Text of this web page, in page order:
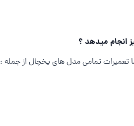
انجام میدهد ؟
تعمیرات تمامی مدل های یخچال از جمله :